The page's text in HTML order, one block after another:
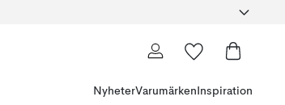
NyheterVarumärken Inspiration